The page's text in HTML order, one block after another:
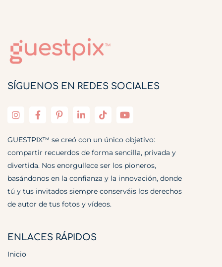
SÍGUENOS EN REDES SOCIALES
GUESTPIX™ se creó con un único objetivo:
compartir recuerdos de forma sencilla, privada y
divertida. Nos enorgullece ser los pioneros,
basándonos en la confianza y la innovación, donde
tú y tus invitados siempre conserváis los derechos
de autor de tus fotos y vídeos.
ENLACES RÁPIDOS
Inicio